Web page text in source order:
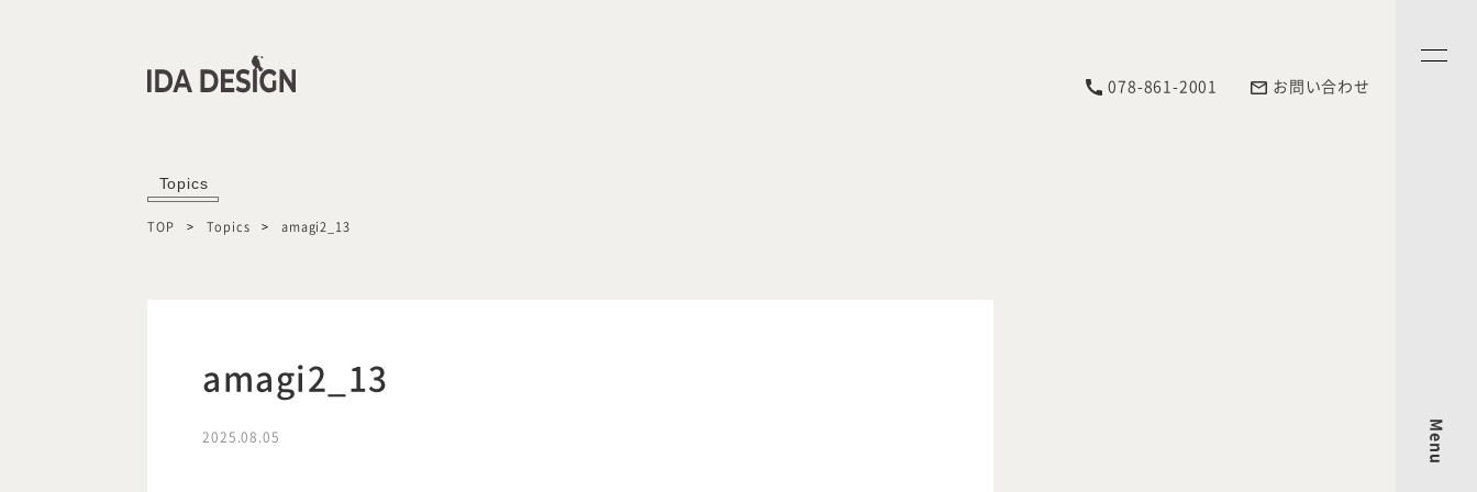
078-861-2001 お問い合わせ
Menu
Topics
TOP Topics amagi2_13
amagi2_13
2025.08.05